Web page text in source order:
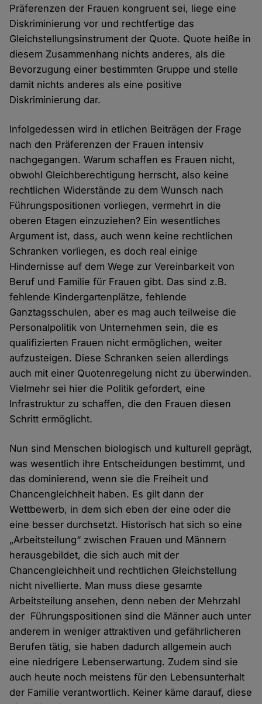
Präferenzen der Frauen kongruent sei, liege eine
Diskriminierung vor und rechtfertige das
Gleichstellungsinstrument der Quote. Quote heiße in
diesem Zusammenhang nichts anderes, als die
Bevorzugung einer bestimmten Gruppe und stelle
damit nichts anderes als eine positive
Diskriminierung dar.
Infolgedessen wird in etlichen Beiträgen der Frage
nach den Präferenzen der Frauen intensiv
nachgegangen. Warum schaffen es Frauen nicht,
obwohl Gleichberechtigung herrscht, also keine
rechtlichen Widerstände zu dem Wunsch nach
Führungspositionen vorliegen, vermehrt in die
oberen Etagen einzuziehen? Ein wesentliches
Argument ist, dass, auch wenn keine rechtlichen
Schranken vorliegen, es doch real einige
Hindernisse auf dem Wege zur Vereinbarkeit von
Beruf und Familie für Frauen gibt. Das sind z.B.
fehlende Kindergartenplätze, fehlende
Ganztagsschulen, aber es mag auch teilweise die
Personalpolitik von Unternehmen sein, die es
qualifizierten Frauen nicht ermöglichen, weiter
aufzusteigen. Diese Schranken seien allerdings
auch mit einer Quotenregelung nicht zu überwinden.
Vielmehr sei hier die Politik gefordert, eine
Infrastruktur zu schaffen, die den Frauen diesen
Schritt ermöglicht.
Nun sind Menschen biologisch und kulturell geprägt,
was wesentlich ihre Entscheidungen bestimmt, und
das dominierend, wenn sie die Freiheit und
Chancengleichheit haben. Es gilt dann der
Wettbewerb, in dem sich eben der eine oder die
eine besser durchsetzt. Historisch hat sich so eine
„Arbeitsteilung“ zwischen Frauen und Männern
herausgebildet, die sich auch mit der
Chancengleichheit und rechtlichen Gleichstellung
nicht nivellierte. Man muss diese gesamte
Arbeitsteilung ansehen, denn neben der Mehrzahl
der Führungspositionen sind die Männer auch unter
anderem in weniger attraktiven und gefährlicheren
Berufen tätig, sie haben dadurch allgemein auch
eine niedrigere Lebenserwartung. Zudem sind sie
auch heute noch meistens für den Lebensunterhalt
der Familie verantwortlich. Keiner käme darauf, diese